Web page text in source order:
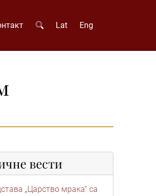
Lat Eng
вести
„Царство мрака“ са